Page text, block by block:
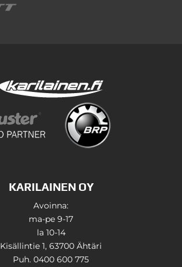
KARILAINEN OY
Avoinna:
ma-pe 9-17
la 10-14
Kisällintie 1, 63700 Ähtäri
Puh. 0400 600 775